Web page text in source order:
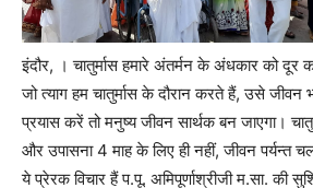
इंदौर, । चातुर्मास हमारे अंतर्मन के अंधकार को
जो त्याग हम चातुर्मास के दौरान करते हैं, उसे
प्रयास करें तो मनुष्य जीवन सार्थक बन जाएगा।
और उपासना 4 माह के लिए ही नहीं, जीवन पर्यन्त
ये प्रेरक विचार हैं प.पू. अमिपूर्णाश्रीजी म.सा. की